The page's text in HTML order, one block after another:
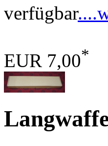
verfügbar
EUR 7,00*